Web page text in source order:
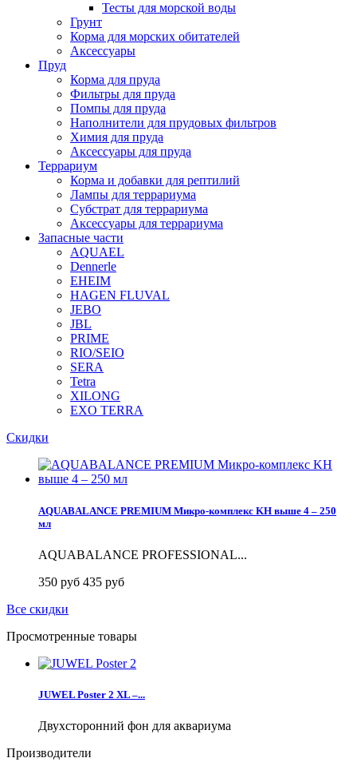
Тесты для морской воды
Грунт
Корма для морских обитателей
Аксессуары
Пруд
Корма для пруда
Фильтры для пруда
Помпы для пруда
Наполнители для прудовых фильтров
Химия для пруда
Аксессуары для пруда
Террариум
Корма и добавки для рептилий
Лампы для террариума
Субстрат для террариума
Аксессуары для террариума
Запасные части
AQUAEL
Dennerle
EHEIM
HAGEN FLUVAL
JEBO
JBL
PRIME
RIO/SEIO
SERA
Tetra
XILONG
EXO TERRA
Скидки
AQUABALANCE PREMIUM Микро-комплекс KH выше 4 – 250
мл
AQUABALANCE PROFESSIONAL...
350 руб 435 руб
Все скидки
Просмотренные товары
JUWEL Poster 2 XL –...
Двухсторонний фон для аквариума
Производители